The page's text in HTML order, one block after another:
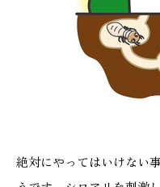
絶対にやってはいけない